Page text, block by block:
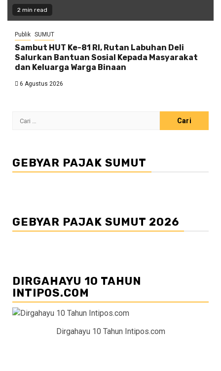
2 min read
Publik SUMUT
Sambut HUT Ke-81 RI, Rutan Labuhan Deli
Salurkan Bantuan Sosial Kepada Masyarakat
dan Keluarga Warga Binaan
6 Agustus 2026
Cari
GEBYAR PAJAK SUMUT
GEBYAR PAJAK SUMUT 2026
DIRGAHAYU 10 TAHUN
INTIPOS.COM
Dirgahayu 10 Tahun Intipos.com